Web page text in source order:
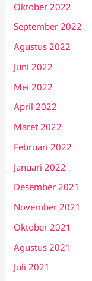
Oktober 2022
September 2022
Agustus 2022
Juni 2022
Mei 2022
April 2022
Maret 2022
Februari 2022
Januari 2022
Desember 2021
November 2021
Oktober 2021
Agustus 2021
Juli 2021